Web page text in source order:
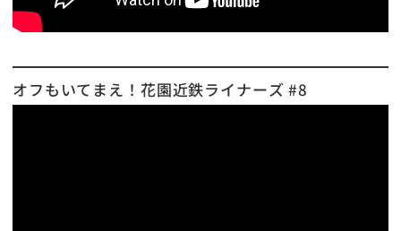
オフもいてまえ！花園近鉄ライナーズ #8